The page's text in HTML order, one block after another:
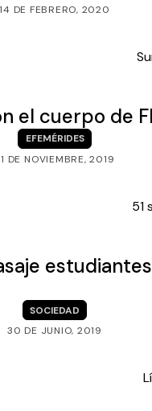
14 DE FEBRERO, 2020
el cuerpo de
EFEMÉRIDES
DE NOVIEMBRE, 2019
51
SOCIEDAD
30 DE JUNIO, 2019